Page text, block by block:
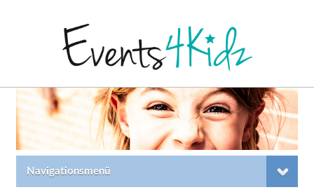
Navigationsmenü